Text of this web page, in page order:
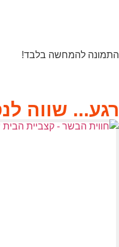
התמונה להמחשה בלבד!
רגע... שווה